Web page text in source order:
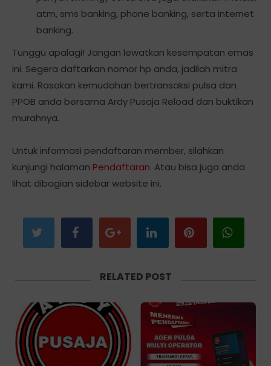
atm, sms banking, phone banking, serta internet
banking.
Tunggu apalagi! Jangan lewatkan kesempatan emas
ini. Segera daftarkan nomor hp anda, jadilah mitra
kami. Rasakan kemudahan bertransaksi pulsa dan
PPOB anda bersama Ardy Pusaja Reload dan buktikan
murahnya.
Untuk informasi pendaftaran member, silahkan
kunjungi halaman Pendaftaran. Atau bisa juga anda
lihat dibagian sidebar website ini.
RELATED POST